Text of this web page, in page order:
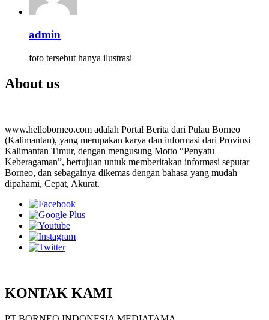
admin
foto tersebut hanya ilustrasi
About us
www.helloborneo.com adalah Portal Berita dari Pulau Borneo
(Kalimantan), yang merupakan karya dan informasi dari Provinsi
Kalimantan Timur, dengan mengusung Motto “Penyatu
Keberagaman”, bertujuan untuk memberitakan informasi seputar
Borneo, dan sebagainya dikemas dengan bahasa yang mudah
dipahami, Cepat, Akurat.
KONTAK KAMI